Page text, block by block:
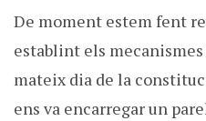
De moment estem fent
establint els
mateix dia de la
ens va encarregar un